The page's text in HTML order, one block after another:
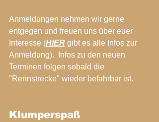
Anmeldungen nehmen wir gerne
entgegen und freuen uns über euer
Interesse (HIER gibt es alle Infos zur
Anmeldung).  Infos zu den neuen
Terminen folgen sobald die
"Rennstrecke" wieder befahrbar ist.
Klumperspaß